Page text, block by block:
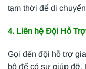
tạm thời để di
4. Liên hệ Đội Hỗ
Gọi đến đội hỗ trợ
bộ để có sự giúp đỡ.